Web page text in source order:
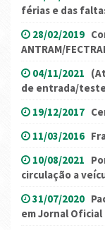
férias e das
28/02/2019
ANTRAM/
04/11/2021
de entrada/
19/12/2017
11/03/2016
10/08/2021
circulação a
31/07/2020
em Jornal Oficial